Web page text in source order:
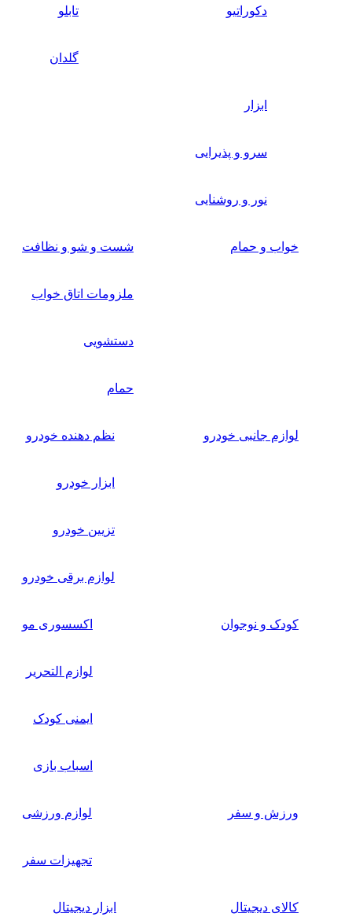
دکوراتیو تابلو
گلدان
ابزار
سرو و پذیرایی
نور و روشنایی
خواب و حمام شست و شو و نظافت
ملزومات اتاق خواب
دستشویی
حمام
لوازم جانبی خودرو نظم دهنده خودرو
ابزار خودرو
تزیین خودرو
لوازم برقی خودرو
کودک و نوجوان اکسسوری مو
لوازم التحریر
ایمنی کودک
اسباب بازی
ورزش و سفر لوازم ورزشی
تجهیزات سفر
کالای دیجیتال ابزار دیجیتال